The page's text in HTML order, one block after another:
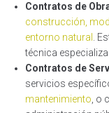
Contratos de
construcción,
entorno natural
.
técnica
Contratos de
servicios
mantenimiento , o